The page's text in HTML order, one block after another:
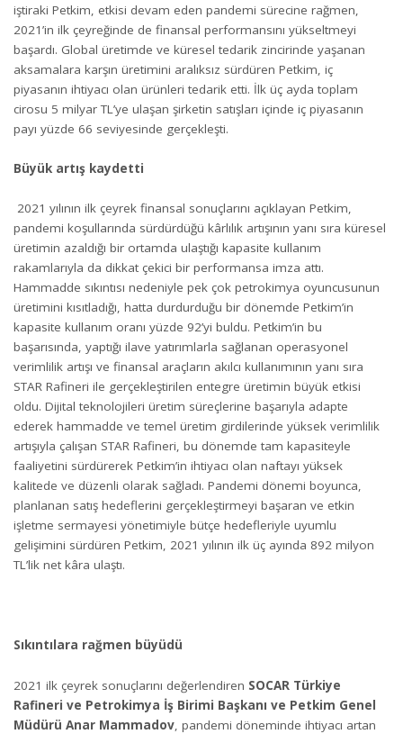
iştiraki Petkim, etkisi devam eden pandemi sürecine rağmen,
2021’in ilk çeyreğinde de finansal performansını yükseltmeyi
başardı. Global üretimde ve küresel tedarik zincirinde yaşanan
aksamalara karşın üretimini aralıksız sürdüren Petkim, iç
piyasanın ihtiyacı olan ürünleri tedarik etti. İlk üç ayda toplam
cirosu 5 milyar TL’ye ulaşan şirketin satışları içinde iç piyasanın
payı yüzde 66 seviyesinde gerçekleşti.
Büyük artış kaydetti
2021 yılının ilk çeyrek finansal sonuçlarını açıklayan Petkim,
pandemi koşullarında sürdürdüğü kârlılık artışının yanı sıra küresel
üretimin azaldığı bir ortamda ulaştığı kapasite kullanım
rakamlarıyla da dikkat çekici bir performansa imza attı.
Hammadde sıkıntısı nedeniyle pek çok petrokimya oyuncusunun
üretimini kısıtladığı, hatta durdurduğu bir dönemde Petkim’in
kapasite kullanım oranı yüzde 92’yi buldu. Petkim’in bu
başarısında, yaptığı ilave yatırımlarla sağlanan operasyonel
verimlilik artışı ve finansal araçların akılcı kullanımının yanı sıra
STAR Rafineri ile gerçekleştirilen entegre üretimin büyük etkisi
oldu. Dijital teknolojileri üretim süreçlerine başarıyla adapte
ederek hammadde ve temel üretim girdilerinde yüksek verimlilik
artışıyla çalışan STAR Rafineri, bu dönemde tam kapasiteyle
faaliyetini sürdürerek Petkim’in ihtiyacı olan naftayı yüksek
kalitede ve düzenli olarak sağladı. Pandemi dönemi boyunca,
planlanan satış hedeflerini gerçekleştirmeyi başaran ve etkin
işletme sermayesi yönetimiyle bütçe hedefleriyle uyumlu
gelişimini sürdüren Petkim, 2021 yılının ilk üç ayında 892 milyon
TL’lik net kâra ulaştı.
Sıkıntılara rağmen büyüdü
2021 ilk çeyrek sonuçlarını değerlendiren SOCAR Türkiye
Rafineri ve Petrokimya İş Birimi Başkanı ve Petkim Genel
Müdürü Anar Mammadov, pandemi döneminde ihtiyacı artan